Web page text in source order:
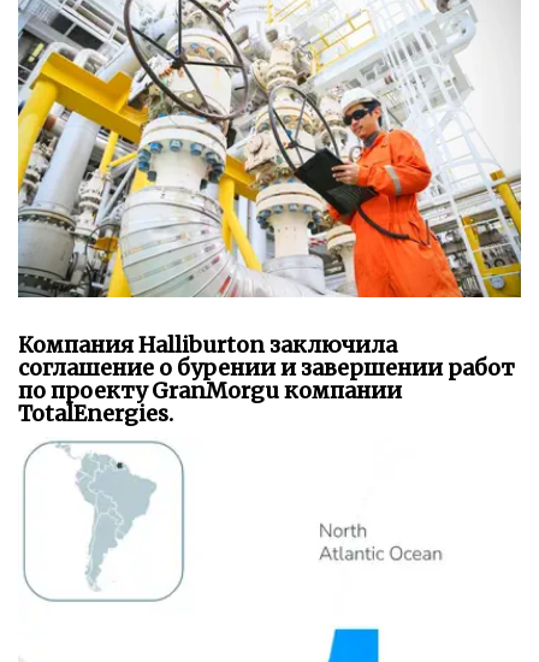
Компания Halliburton заключила
соглашение о бурении и завершении работ
по проекту GranMorgu компании
TotalEnergies.